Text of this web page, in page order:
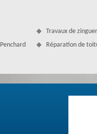
nous proposons des services
Travaux de
Réparation de